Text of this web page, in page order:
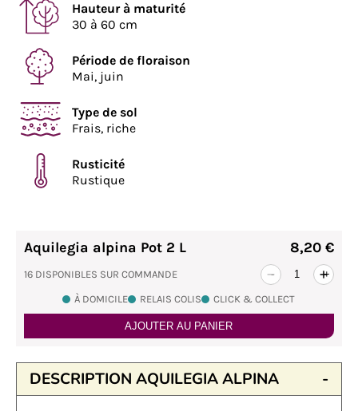
Hauteur à maturité
30 à 60 cm
Période de floraison
Mai, juin
Type de sol
Frais, riche
Rusticité
Rustique
Aquilegia alpina Pot 2 L
16 DISPONIBLES SUR COMMANDE - +
8,20 €
À DOMICILE RELAIS COLIS CLICK & COLLECT
AJOUTER AU PANIER
DESCRIPTION AQUILEGIA ALPINA